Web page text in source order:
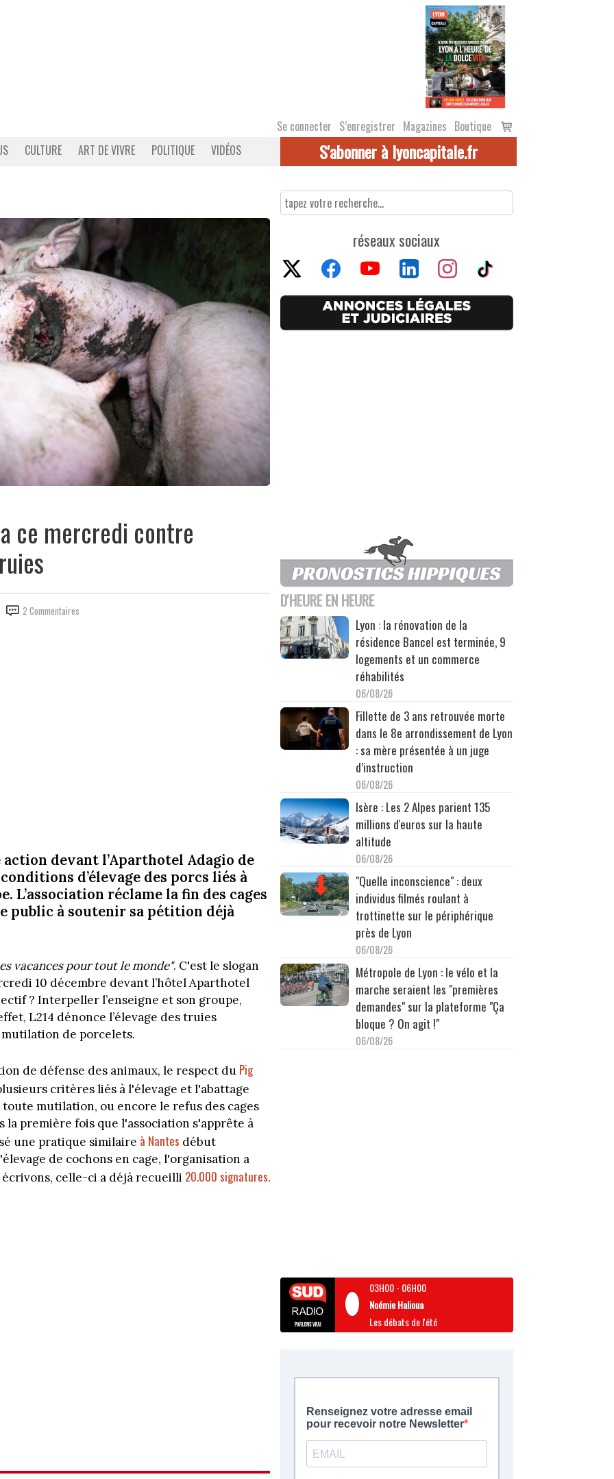
Se connecter S’enregistrer Magazines Boutique
Voir
le
CULTURE ART DE VIVRE POLITIQUE VIDÉOS S'abonner à lyoncapitale.fr
ce mercredi contre
2 Commentaires
devant l’Aparthotel Adagio de
d’élevage des porcs liés à
L’association réclame la fin des cages
public à soutenir sa pétition déjà
vacances pour tout le monde". C'est le slogan
10 décembre devantl’hôtel Aparthotel
? Interpeller l’enseigne et son groupe,
L214 dénonce l’élevage des truies
de porcelets.
de défense des animaux, le respect du Pig
critères liés à l'élevage et l'abattage
mutilation, ou encore le refus des cages
première fois que l'association s'apprête à
une pratique similaire à Nantes début
de cochons en cage, l'organisation a
celle-ci a déjà recueilli 20.000 signatures.
réseaux sociaux
D'HEURE EN HEURE
Lyon : la rénovation de la
résidence Bancel est terminée, 9
logements et un commerce
réhabilités
06/08/26
Fillette de 3 ans retrouvée morte
dans le 8e arrondissement de Lyon
: sa mère présentée à un juge
d’instruction
06/08/26
Isère : Les 2 Alpes parient 135
millions d'euros sur la haute
altitude
06/08/26
"Quelle inconscience" : deux
individus filmés roulant à
trottinette sur le périphérique
près de Lyon
06/08/26
Métropole de Lyon : le vélo et la
marche seraient les "premières
demandes" sur la plateforme "Ça
bloque ? On agit !"
06/08/26
03H00- 06H00
Noémie Halioua
Les débats de l'été